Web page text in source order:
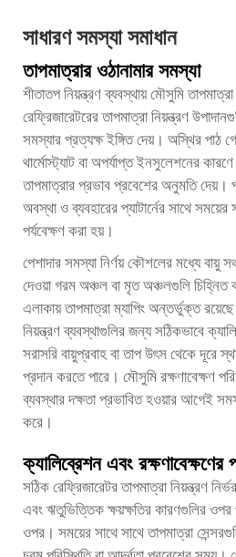
সাধারণ সমস্যা সমাধান
তাপমাত্রার ওঠানামার সমস্যা
শীতাতপ নিয়ন্ত্রণ ব্যবস্থায় মৌসুমি
রেফ্রিজারেটরের তাপমাত্রা নিয়ন্ত্রণ
সমস্যার প্রত্যক্ষ ইঙ্গিত দেয়। অস্থির পাঠ
থার্মোস্ট্যাট বা অপর্যাপ্ত ইনসুলেশনের
তাপমাত্রার প্রভাব প্রবেশের অনুমতি দেয়।
অবস্থা ও ব্যবহারের প্যাটার্নের সাথে সময়ের
পর্যবেক্ষণ করা হয়।
পেশাদার সমস্যা নির্ণয় কৌশলের মধ্যে বায়ু
দেওয়া গরম অঞ্চল বা মৃত অঞ্চলগুলি চিহ্নিত
এলাকায় তাপমাত্রা ম্যাপিং অন্তর্ভুক্ত
নিয়ন্ত্রণ ব্যবস্থাগুলির জন্য সঠিকভাবে
সরাসরি বায়ুপ্রবাহ বা তাপ উৎস থেকে দূরে
প্রদান করতে পারে। মৌসুমি রক্ষণাবেক্ষণ
ব্যবস্থার দক্ষতা প্রভাবিত হওয়ার আগেই
করে।
ক্যালিব্রেশন এবং রক্ষণাবেক্ষণের
সঠিক রেফ্রিজারেটর তাপমাত্রা নিয়ন্ত্রণ
এবং ঋতুভিত্তিক ক্ষয়ক্ষতির কারণগুলির ওপর
ওপর। সময়ের সাথে সাথে তাপমাত্রা